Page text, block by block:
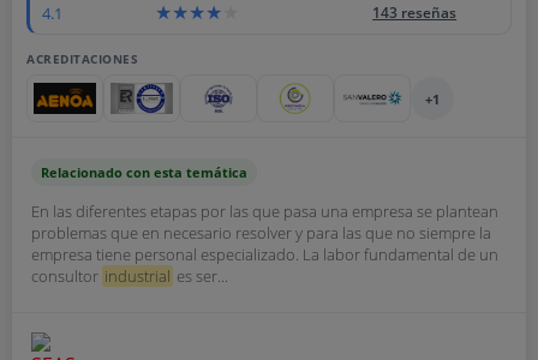
4.1 143 reseñas
ACREDITACIONES
+1
Relacionado con esta temática
En las diferentes etapas por las que pasa una empresa se plantean
problemas que en necesario resolver y para las que no siempre la
empresa tiene personal especializado. La labor fundamental de un
consultor industrial es ser...